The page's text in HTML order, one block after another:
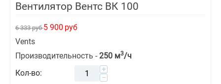
Вентилятор Вентс ВК 100
6 333 руб5 900 руб
Vents
Производительность - 250 м3/ч
Кол-во:
+
−